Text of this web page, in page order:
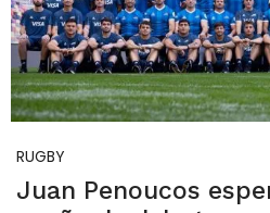
RUGBY
Juan Penoucos